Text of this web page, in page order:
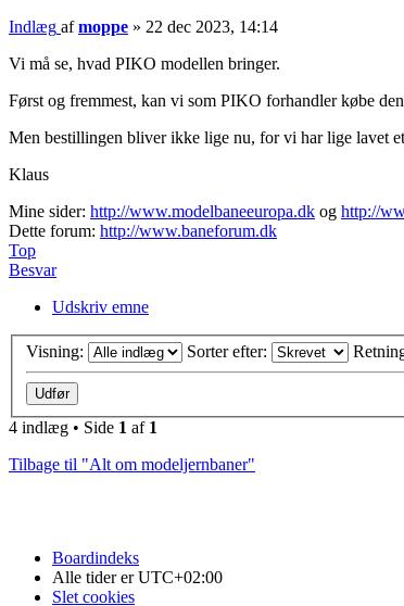
Indlæg afmoppe » 22 dec 2023, 14:14
Vi må se, hvad PIKO modellen bringer.
Først og fremmest, kan vi som PIKO forhandler købe
Men bestillingen bliver ikke lige nu, for vi har lige lavet
Klaus
Mine sider: http://www.modelbaneeuropa.dk og http://
Dette forum: http://www.baneforum.dk
Top
Besvar
Udskriv emne
Visning: Sorter efter:
4 indlæg • Side 1 af 1
Tilbage til "Alt om modeljernbaner"
Boardindeks
Alle tider erUTC+02:00
Slet cookies